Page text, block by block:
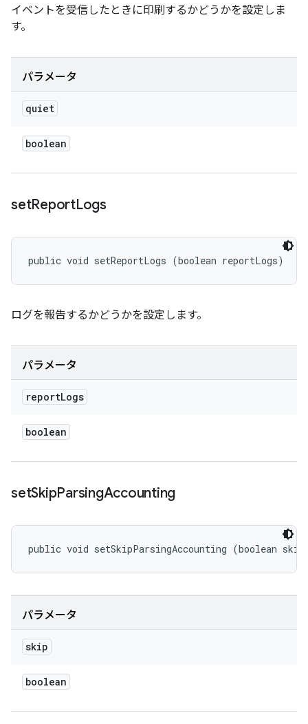
イベントを受信したときに印刷するかどうかを設定しま
す。
パラメータ
quiet
boolean
setReportLogs
public void setReportLogs (boolean reportLogs)
ログを報告するかどうかを設定します。
パラメータ
reportLogs
boolean
setSkipParsingAccounting
public void setSkipParsingAccounting (boolean
パラメータ
skip
boolean